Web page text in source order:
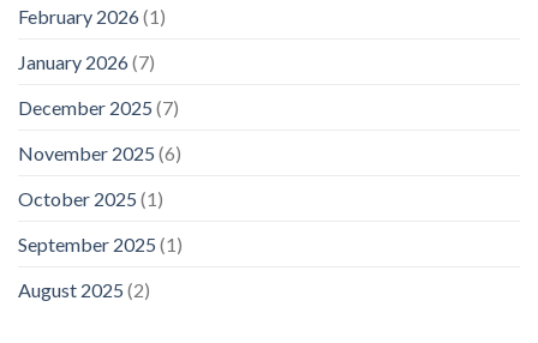
February 2026(1)
January 2026(7)
December 2025 (7)
November 2025 (6)
October 2025 (1)
September 2025 (1)
August 2025 (2)